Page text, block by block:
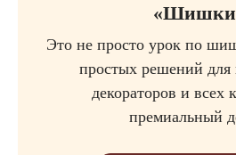
Это не просто урок по
простых решений для
декораторов и всех
премиальный